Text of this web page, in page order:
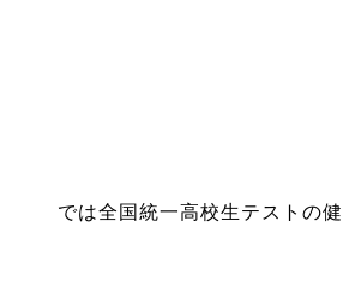
では全国統一高校生テストの